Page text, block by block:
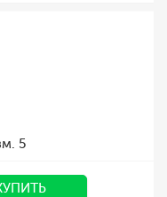
5